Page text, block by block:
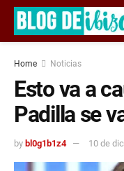
Home Noticias
Esto va a
Padilla se
by bl0g1b1z4 10 de